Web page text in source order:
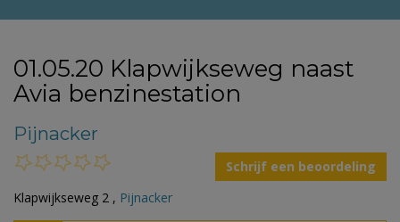
01.05.20 Klapwijkseweg naast
Avia benzinestation
Pijnacker
Schrijf een beoordeling
Klapwijkseweg 2 , Pijnacker